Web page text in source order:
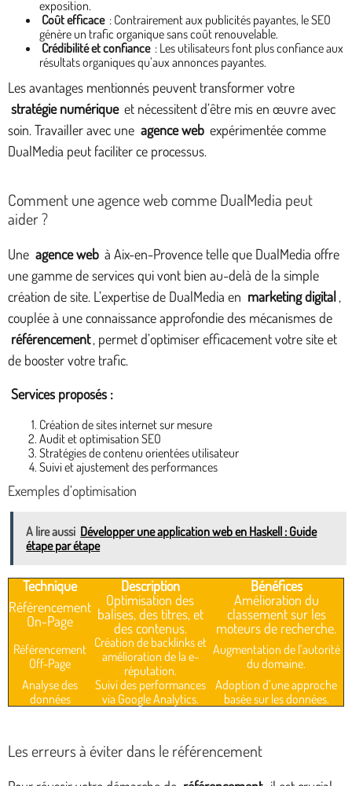
exposition.
Coût efficace : Contrairement aux publicités payantes, le SEO
génère un trafic organique sans coût renouvelable.
Crédibilité et confiance : Les utilisateurs font plus confiance aux
résultats organiques qu’aux annonces payantes.
Les avantages mentionnés peuvent transformer votre
stratégie numérique et nécessitent d’être mis en œuvre avec
soin. Travailler avec une agence web expérimentée comme
DualMedia peut faciliter ce processus.
Comment une agence web comme DualMedia peut
aider ?
Une agence web à Aix-en-Provence telle que DualMedia offre
une gamme de services qui vont bien au-delà de la simple
création de site. L’expertise de DualMedia en marketing digital ,
couplée à une connaissance approfondie des mécanismes de
référencement , permet d’optimiser efficacement votre site et
de booster votre trafic.
Services proposés :
Création de sites internet sur mesure
Audit et optimisation SEO
Stratégies de contenu orientées utilisateur
Suivi et ajustement des performances
Exemples d’optimisation
A lire aussi Développer une application web en Haskell : Guide
étape par étape
Technique Description
Bénéfices
Référencement
On-Page
Optimisation des
balises, des titres, et
des contenus.
Amélioration du
classement sur les
moteurs de recherche.
Référencement
Off-Page
Création de backlinks et
amélioration de la e-
réputation.
Augmentation de l’autorité
du domaine.
Analyse des
données
Suivi des performances
via Google Analytics.
Adoption d’une approche
basée sur les données.
Les erreurs à éviter dans le référencement